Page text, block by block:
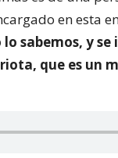
en esta
lo sabemos, y
que es un